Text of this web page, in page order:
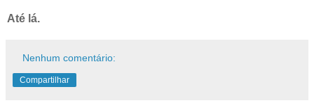
Até lá.
Nenhum comentário:
Compartilhar